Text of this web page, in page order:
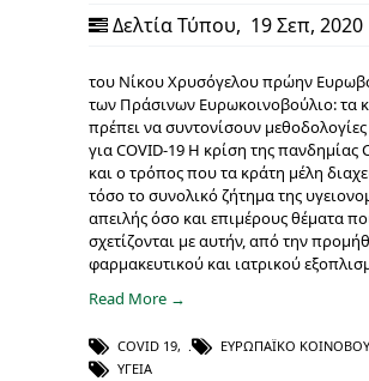
Δελτία Τύπου, 19 Σεπ, 2020
του Νίκου Χρυσόγελου πρώην
των Πράσινων Ευρωκοινοβούλιο: τα
πρέπει να συντονίσουν
για COVID-19 Η κρίση της πανδημίας
και ο τρόπος που τα κράτη μέλη
τόσο το συνολικό ζήτημα της
απειλής όσο και επιμέρους θέματα
σχετίζονται με αυτήν, από την
φαρμακευτικού και ιατρικού
Read More →
COVID 19, ΕΥΡΩΠΑΪΚΌ
ΥΓΕΊΑ